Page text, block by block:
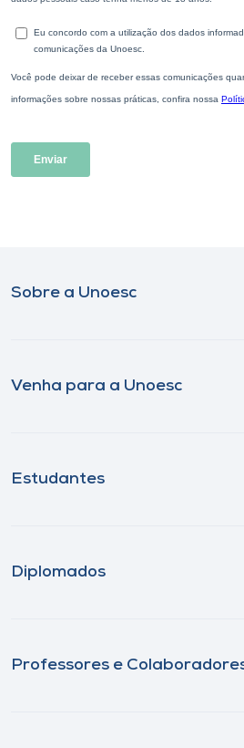
Sobre a Unoesc
Venha para a Unoesc
Estudantes
Diplomados
Professores e